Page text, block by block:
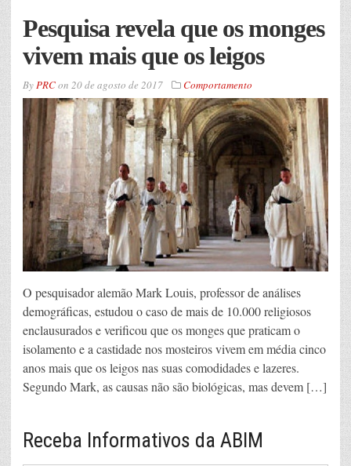
Pesquisa revela que os monges
vivem mais que os leigos
ByPRCon 20 de agosto de 2017 Comportamento
O pesquisador alemão Mark Louis, professor de análises
demográficas, estudou o caso de mais de 10.000 religiosos
enclausurados e verificou que os monges que praticam o
isolamento e a castidade nos mosteiros vivem em média cinco
anos mais que os leigos nas suas comodidades e lazeres.
Segundo Mark, as causas não são biológicas, mas devem […]
Receba Informativos da ABIM